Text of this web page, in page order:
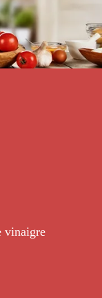
vinaigre